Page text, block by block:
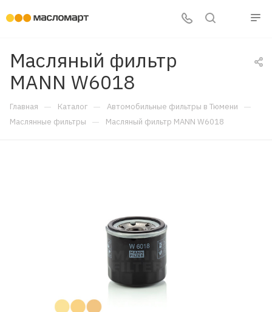
Масляный фильтр
MANN W6018
Главная — Каталог — Автомобильные фильтры в Тюмени —
Маслянные фильтры — Масляный фильтр MANN W6018